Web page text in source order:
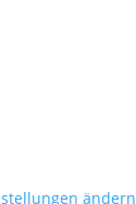
ändern